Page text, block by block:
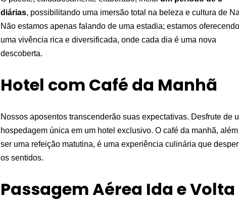
diárias, possibilitando uma imersão total na beleza e cultura de
Não estamos apenas falando de uma estadia; estamos
uma vivência rica e diversificada, onde cada dia é uma nova
descoberta.
Hotel com Café da Manhã
Nossos aposentos transcenderão suas expectativas. Desfrute de
hospedagem única em um hotel exclusivo. O café da manhã,
ser uma refeição matutina, é uma experiência culinária que
os sentidos.
Passagem Aérea Ida e Volta